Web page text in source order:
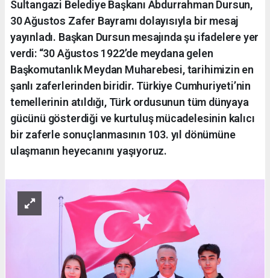
Sultangazi Belediye Başkanı Abdurrahman Dursun,
30 Ağustos Zafer Bayramı dolayısıyla bir mesaj
yayınladı. Başkan Dursun mesajında şu ifadelere yer
verdi: “30 Ağustos 1922’de meydana gelen
Başkomutanlık Meydan Muharebesi, tarihimizin en
şanlı zaferlerinden biridir. Türkiye Cumhuriyeti’nin
temellerinin atıldığı, Türk ordusunun tüm dünyaya
gücünü gösterdiği ve kurtuluş mücadelesinin kalıcı
bir zaferle sonuçlanmasının 103. yıl dönümüne
ulaşmanın heyecanını yaşıyoruz.